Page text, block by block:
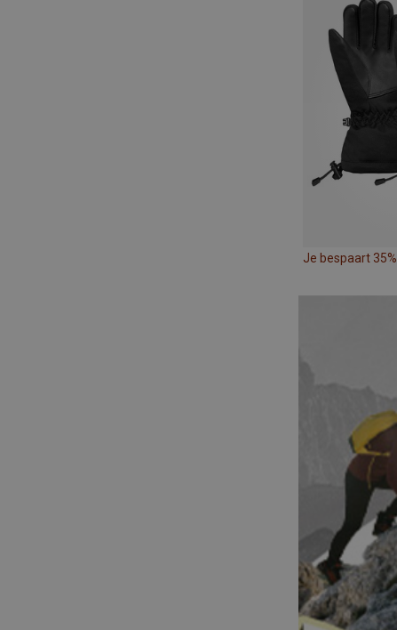
Je bespaart 35%